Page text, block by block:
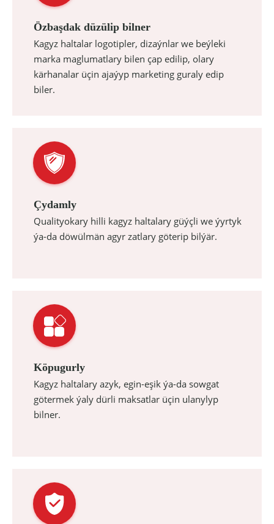
Özbaşdak düzülip bilner
Kagyz haltalar logotipler, dizaýnlar we beýleki
marka maglumatlary bilen çap edilip, olary
kärhanalar üçin ajaýyp marketing guraly edip
biler.
Çydamly
Qualityokary hilli kagyz haltalary güýçli we ýyrtyk
ýa-da döwülmän agyr zatlary göterip bilýär.
Köpugurly
Kagyz haltalary azyk, egin-eşik ýa-da sowgat
götermek ýaly dürli maksatlar üçin ulanylyp
bilner.